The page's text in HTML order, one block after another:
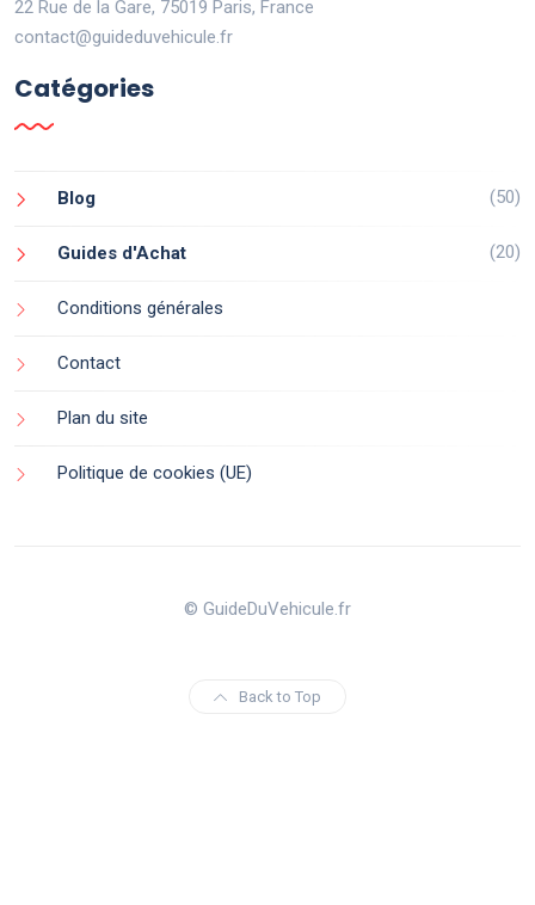
22 Rue de la Gare, 75019 Paris, France
contact@guideduvehicule.fr
Catégories
Blog (50)
Guides d'Achat (20)
Conditions générales
Contact
Plan du site
Politique de cookies (UE)
© GuideDuVehicule.fr
Back to Top